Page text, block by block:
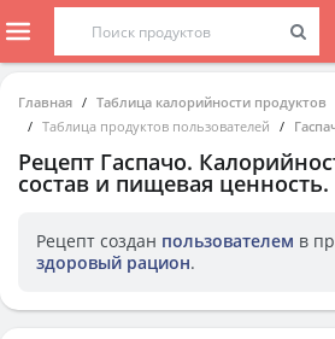
Главная
Таблица калорийности продуктов
Таблица продуктов пользователей
Рецепт Гаспачо.
состав и пищевая ценность.
Рецепт создан пользователем в
здоровый рацион.